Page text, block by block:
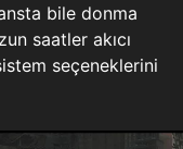
bile donma
saatler akıcı
seçeneklerini